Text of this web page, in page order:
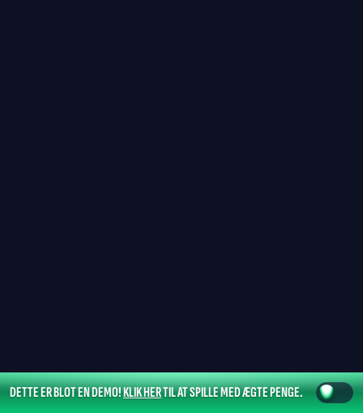
DETTE ER BLOT EN DEMO!KLIK HERTIL AT SPILLE MED ÆGTE PENGE.